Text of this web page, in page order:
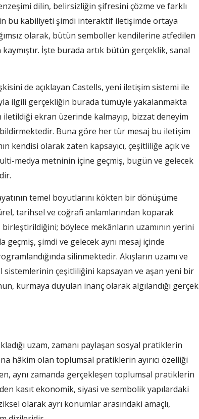
dilin, belirsizliğin şifresini çözme ve farklı
bu kabiliyeti şimdi interaktif iletişimde ortaya
olarak, bütün semboller kendilerine atfedilen
İşte burada artık bütün gerçeklik, sanal
de açıklayan Castells, yeni iletişim sistemi ile
ilgili gerçekliğin burada tümüyle yakalanmakta
ekran üzerinde kalmayıp, bizzat deneyim
Buna göre her tür mesaj bu iletişim
kendisi olarak zaten kapsayıcı, çeşitliliğe açık ve
medya metninin içine geçmiş, bugün ve gelecek
temel boyutlarını kökten bir dönüşüme
tarihsel ve coğrafi anlamlarından koparak
böylece mekânların uzamının yerini
geçmiş, şimdi ve gelecek aynı mesaj içinde
silinmektedir. Akışların uzamı ve
sistemlerinin çeşitliliğini kapsayan ve aşan yeni bir
kurmaya duyulan inanç olarak algılandığı gerçek
uzam, zamanı paylaşan sosyal pratiklerin
hâkim olan toplumsal pratiklerin ayırıcı özelliği
aynı zamanda gerçekleşen toplumsal pratiklerin
kasıt ekonomik, siyasi ve sembolik yapılardaki
olarak ayrı konumlar arasındaki amaçlı,